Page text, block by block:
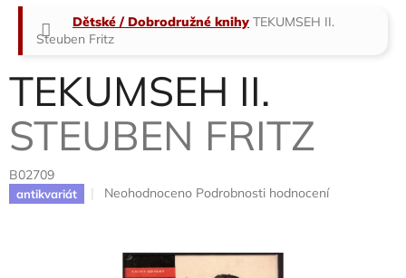
Domů
Dětské / Dobrodružné knihy TEKUMSEH II.
Steuben Fritz
TEKUMSEH II.
STEUBEN FRITZ
B02709
antikvariát
Průměrné
Neohodnoceno Podrobnosti hodnocení